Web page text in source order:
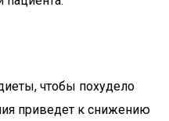
чтобы похудело
приведет к снижению